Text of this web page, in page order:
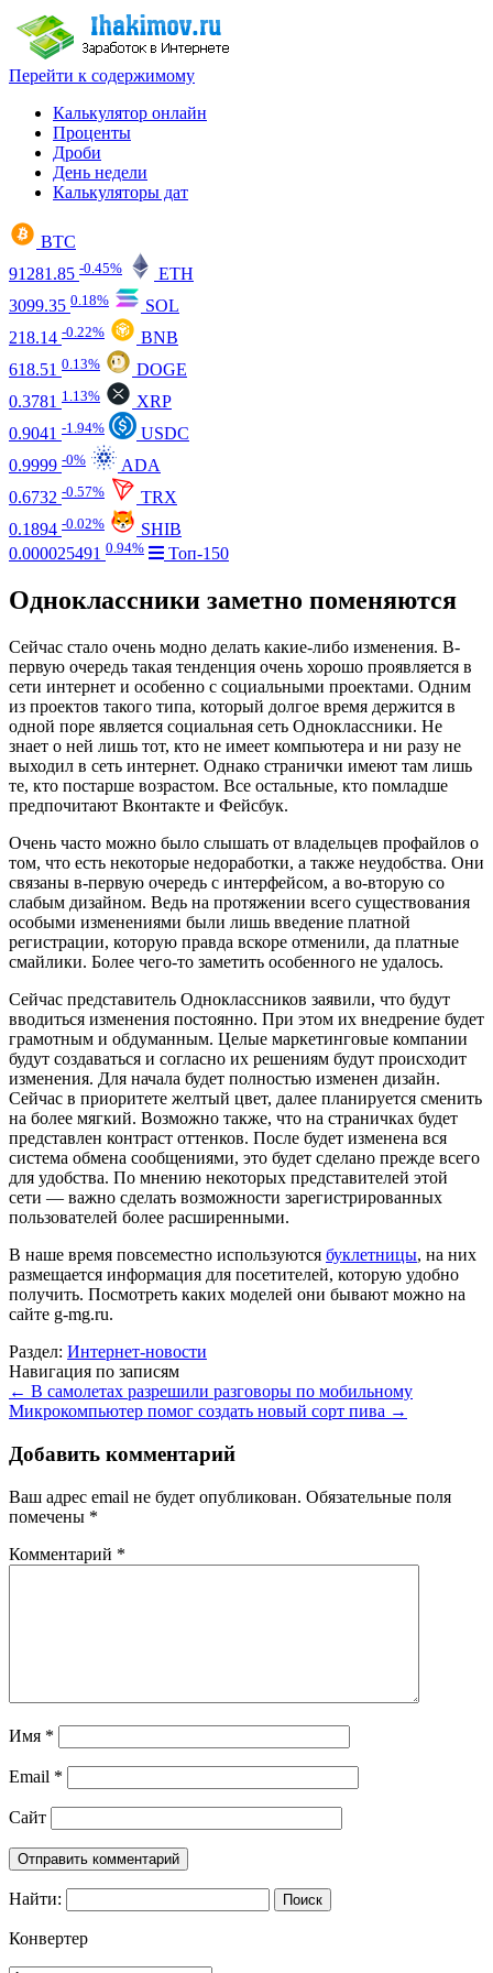
Перейти к содержимому
Калькулятор онлайн
Проценты
Дроби
День недели
Калькуляторы дат
BTC
91281.85 -0.45%
ETH
3099.35 0.18%
SOL
218.14 -0.22%
BNB
618.51 0.13%
DOGE
0.3781 1.13%
XRP
0.9041 -1.94%
USDC
0.9999 -0%
ADA
0.6732 -0.57%
TRX
0.1894 -0.02%
SHIB
0.000025491 0.94% Топ-150
Одноклассники заметно поменяются
Сейчас стало очень модно делать какие-либо изменения. В-
первую очередь такая тенденция очень хорошо проявляется в
сети интернет и особенно с социальными проектами. Одним
из проектов такого типа, который долгое время держится в
одной поре является социальная сеть Одноклассники. Не
знает о ней лишь тот, кто не имеет компьютера и ни разу не
выходил в сеть интернет. Однако странички имеют там лишь
те, кто постарше возрастом. Все остальные, кто помладше
предпочитают Вконтакте и Фейсбук.
Очень часто можно было слышать от владельцев профайлов о
том, что есть некоторые недоработки, а также неудобства. Они
связаны в-первую очередь с интерфейсом, а во-вторую со
слабым дизайном. Ведь на протяжении всего существования
особыми изменениями были лишь введение платной
регистрации, которую правда вскоре отменили, да платные
смайлики. Более чего-то заметить особенного не удалось.
Сейчас представитель Одноклассников заявили, что будут
вводиться изменения постоянно. При этом их внедрение будет
грамотным и обдуманным. Целые маркетинговые компании
будут создаваться и согласно их решениям будут происходит
изменения. Для начала будет полностью изменен дизайн.
Сейчас в приоритете желтый цвет, далее планируется сменить
на более мягкий. Возможно также, что на страничках будет
представлен контраст оттенков. После будет изменена вся
система обмена сообщениями, это будет сделано прежде всего
для удобства. По мнению некоторых представителей этой
сети — важно сделать возможности зарегистрированных
пользователей более расширенными.
В наше время повсеместно используются буклетницы, на них
размещается информация для посетителей, которую удобно
получить. Посмотреть каких моделей они бывают можно на
сайте g-mg.ru.
Раздел: Интернет-новости
Навигация по записям
← В самолетах разрешили разговоры по мобильному
Микрокомпьютер помог создать новый сорт пива →
Добавить комментарий
Ваш адрес email не будет опубликован. Обязательные поля
помечены *
Комментарий *
Имя *
Email *
Сайт
Найти:
Конвертер